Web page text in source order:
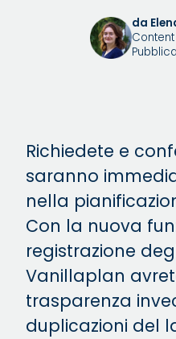
da
Richiedete e
saranno
nella
Con la nuova
registrazione
Vanillaplan
trasparenza
duplicazioni del